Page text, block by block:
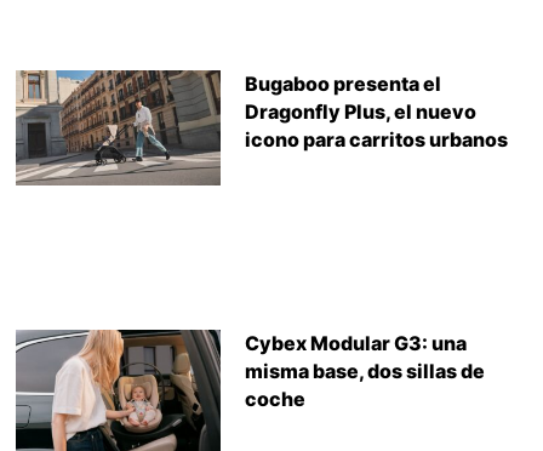
Bugaboo presenta el
Dragonfly Plus, el nuevo
icono para carritos urbanos
Cybex Modular G3: una
misma base, dos sillas de
coche